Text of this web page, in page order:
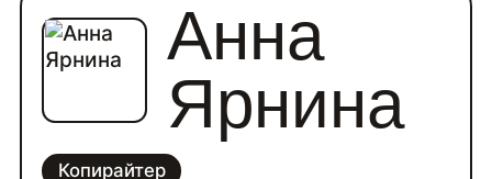
Анна
Ярнина
Копирайтер